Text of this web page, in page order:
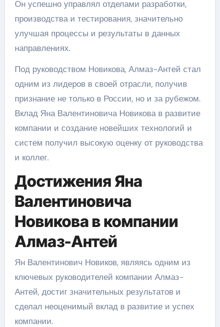
Он успешно управлял отделами разработки,
производства и тестирования, значительно
улучшая процессы и результаты в данных
направлениях.
Под руководством Новикова, Алмаз-Антей стал
одним из лидеров в своей отрасли, получив
признание не только в России, но и за рубежом.
Вклад Яна Валентиновича Новикова в развитие
компании и создание новейших технологий и
систем получил высокую оценку от руководства
и коллег.
Достижения Яна
Валентиновича
Новикова в компании
Алмаз-Антей
Ян Валентинович Новиков, являясь одним из
ключевых руководителей компании Алмаз-
Антей, достиг значительных результатов и
сделал неоценимый вклад в развитие и успех
компании.